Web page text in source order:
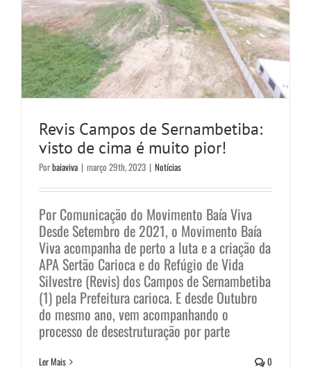
Revis Campos de Sernambetiba:
visto de cima é muito pior!
Porbaiaviva | março 29th, 2023 | Notícias
Por Comunicação do Movimento Baía Viva
Desde Setembro de 2021, o Movimento Baía
Viva acompanha de perto a luta e a criação da
APA Sertão Carioca e do Refúgio de Vida
Silvestre (Revis) dos Campos de Sernambetiba
(1) pela Prefeitura carioca. E desde Outubro
do mesmo ano, vem acompanhando o
processo de desestruturação por parte
Ler Mais 0
Unidades de Conservação das
Vargens são modificadas para
atender ao mercado imobiliário